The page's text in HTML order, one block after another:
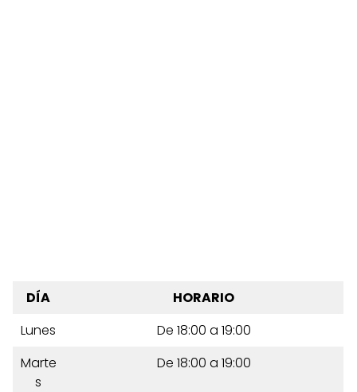
DÍA
HORARIO
Lunes
De 18:00 a 19:00
Marte
s
De 18:00 a 19:00